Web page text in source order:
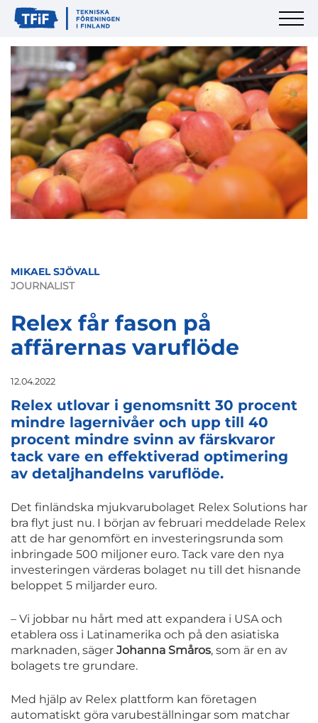
MIKAEL SJÖVALL
JOURNALIST
Relex får fason på
affärernas varuflöde
12.04.2022
Relex utlovar i genomsnitt 30 procent
mindre lagernivåer och upp till 40
procent mindre svinn av färskvaror
tack vare en effektiverad optimering
av detaljhandelns varuflöde.
Det finländska mjukvarubolaget Relex Solutions har
bra flyt just nu. I början av februari meddelade Relex
att de har genomfört en investeringsrunda som
inbringade 500 miljoner euro. Tack vare den nya
investeringen värderas bolaget nu till det hisnande
beloppet 5 miljarder euro.
– Vi jobbar nu hårt med att expandera i USA och
etablera oss i Latinamerika och på den asiatiska
marknaden, säger Johanna Småros, som är en av
bolagets tre grundare.
Med hjälp av Relex plattform kan företagen
automatiskt göra varubeställningar som matchar